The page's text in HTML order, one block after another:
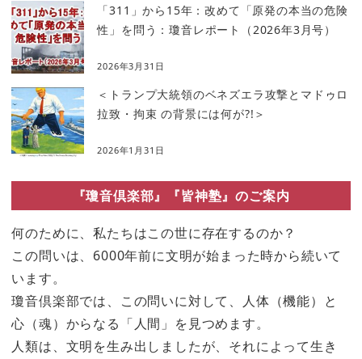
「311」から15年：改めて「原発の本当の危険
性」を問う：瓊音レポート（2026年3月号）
2026年3月31日
＜トランプ大統領のベネズエラ攻撃とマドゥロ
拉致・拘束 の背景には何が?!＞
2026年1月31日
『瓊音倶楽部』『皆神塾』のご案内
何のために、私たちはこの世に存在するのか？
この問いは、6000年前に文明が始まった時から続いて
います。
瓊音倶楽部では、この問いに対して、人体（機能）と
心（魂）からなる「人間」を見つめます。
人類は、文明を生み出しましたが、それによって生き